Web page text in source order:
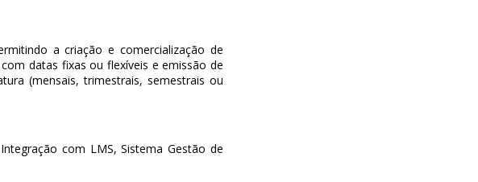
a criação e comercialização de
datas fixas ou flexíveis e emissão de
(mensais, trimestrais, semestrais ou
com LMS, Sistema Gestão de